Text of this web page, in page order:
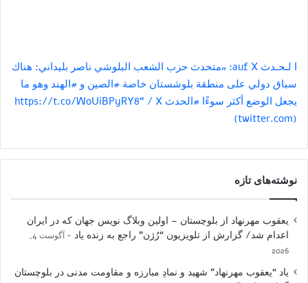
ا لـحـدث auf X: „متحدث حزب الشعب البلوشي ناصر بليداني: هناك
سباق دولي على منطقة بلوشستان خاصة #الصين و #الهند وهو ما
يجعل الوضع أكثر سوءًا #الحدث https://t.co/WoUiBPyRY8“ / X
(twitter.com)
نوشته‌های تازه
یعقوب مهرنهاد از بلوچستان – اولین وبلاگ نویس جهان که در ایران
اعدام شد/ گزارش از تلویزیون “رُژن” راجع به زنده یاد
آگوست 4,
2026
یاد “یعقوب مهرنهاد” شهید و نمادِ مبارزه و مقاومت مدنی در بلوچستان